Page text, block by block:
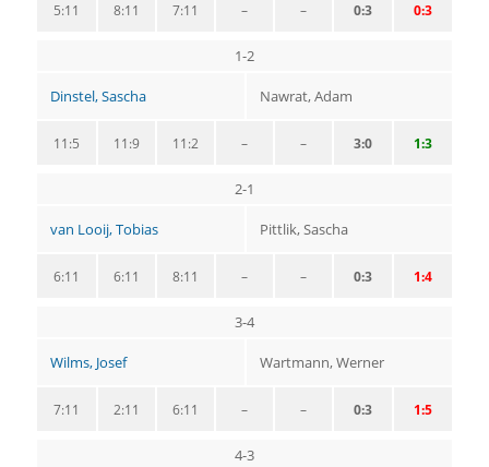
0:3
0:3
–
–
7:11
8:11
5:11
1-2
Dinstel, Sascha Nawrat, Adam
1:3
3:0
–
–
11:2
11:9
11:5
2-1
van Looij, Tobias Pittlik, Sascha
1:4
0:3
–
–
8:11
6:11
6:11
3-4
Wilms, Josef Wartmann, Werner
1:5
0:3
–
–
6:11
2:11
7:11
4-3